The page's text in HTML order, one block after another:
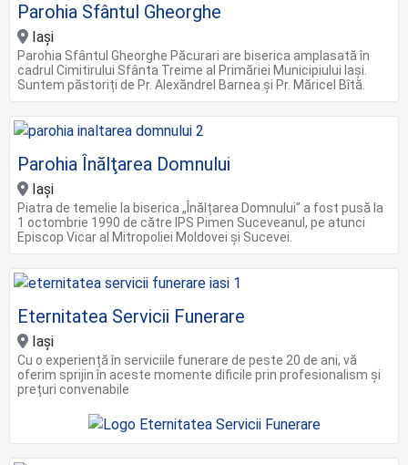
Parohia Sfântul Gheorghe
Iași
Parohia Sfântul Gheorghe Păcurari are biserica amplasată în
cadrul Cimitirului Sfânta Treime al Primăriei Municipiului Iași.
Suntem păstoriți de Pr. Alexăndrel Barnea și Pr. Măricel Bîtă.
Parohia Înălţarea Domnului
Iași
Piatra de temelie la biserica „Înălțarea Domnului” a fost pusă la
1 octombrie 1990 de către IPS Pimen Suceveanul, pe atunci
Episcop Vicar al Mitropoliei Moldovei și Sucevei.
Eternitatea Servicii Funerare
Iași
Cu o experiență în serviciile funerare de peste 20 de ani, vă
oferim sprijin în aceste momente dificile prin profesionalism și
prețuri convenabile